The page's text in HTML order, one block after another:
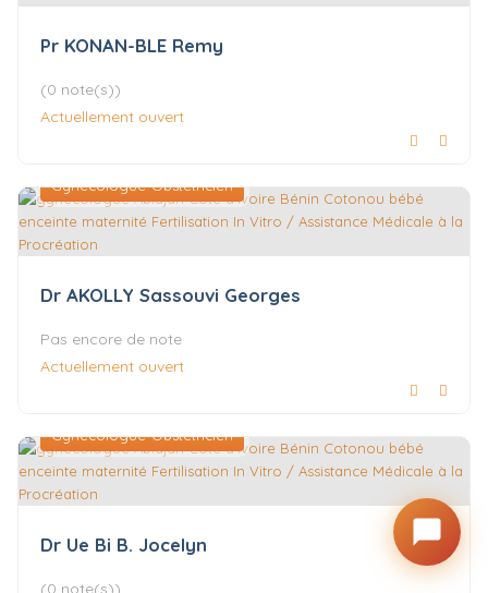
Pr KONAN-BLE Remy
(0 note(s))
Actuellement ouvert
Gynécologue-Obstétricien
Dr AKOLLY Sassouvi Georges
Pas encore de note
Actuellement ouvert
Gynécologue-Obstétricien
Dr Ue Bi B. Jocelyn
(0 note(s))